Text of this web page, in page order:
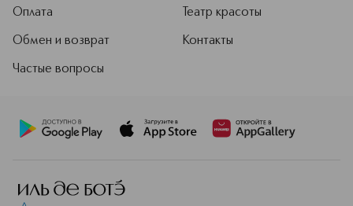
Оплата
Обмен и возврат
Частые вопросы
Театр красоты
Контакты